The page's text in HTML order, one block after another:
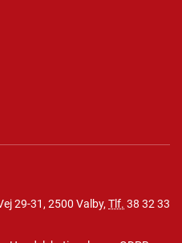
29-31, 2500 Valby, Tlf. 38 32 33